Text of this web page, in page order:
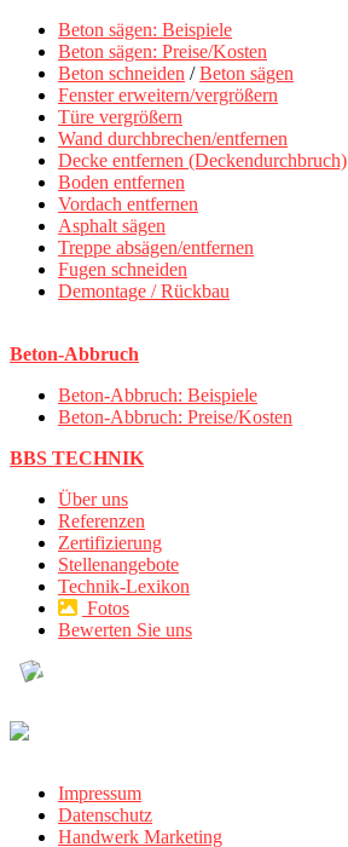
Beton sägen: Beispiele
Beton sägen: Preise/Kosten
Beton schneiden /Beton sägen
Fenster erweitern/vergrößern
Türe vergrößern
Wand durchbrechen/entfernen
Decke entfernen (Deckendurchbruch)
Boden entfernen
Vordach entfernen
Asphalt sägen
Treppe absägen/entfernen
Fugen schneiden
Demontage / Rückbau
Beton-Abbruch
Beton-Abbruch: Beispiele
Beton-Abbruch: Preise/Kosten
BBS TECHNIK
Über uns
Referenzen
Zertifizierung
Stellenangebote
Technik-Lexikon
Fotos
Bewerten Sie uns
Impressum
Datenschutz
Handwerk Marketing